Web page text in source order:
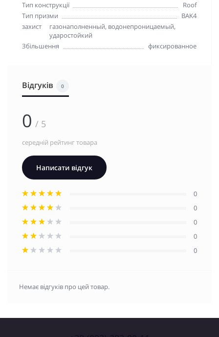
Тип конструкції
Roof
Тип призми
BAK4
захист
газонаполненный, водонепроницаемый,
ударостойкий
Збільшення
фиксированное
Відгуків 0
0 / 5
середній рейтинг товара
Написати відгук
0
0
0
0
0
Немає відгуків про цей товар.